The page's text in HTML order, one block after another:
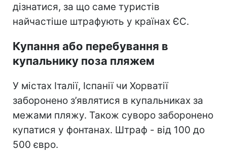
дізнатися, за що саме туристів
найчастіше штрафують у країнах ЄС.
Купання або перебування в
купальнику поза пляжем
У містах Італії, Іспанії чи Хорватії
заборонено з’являтися в купальниках за
межами пляжу. Також суворо заборонено
купатися у фонтанах. Штраф - від 100 до
500 євро.